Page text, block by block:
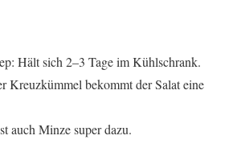
Hält sich 2–3 Tage im Kühlschrank.
Kreuzkümmel bekommt der Salat eine
auch Minze super dazu.